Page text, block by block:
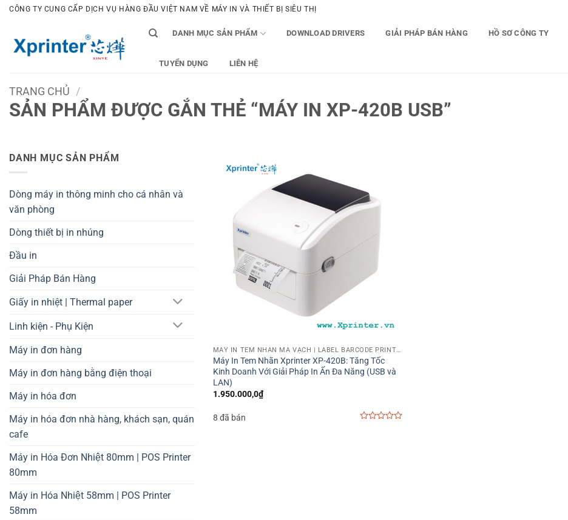
Bỏ
dung
CÔNG TY CUNG CẤP DỊCH VỤ HÀNG ĐẦU VIỆT NAM VỀ MÁY IN VÀ THIẾT BỊ SIÊU THỊ
DANH MỤC SẢN PHẨM DOWNLOAD DRIVERS GIẢI PHÁP BÁN HÀNG HỒ SƠ CÔNG TY
TUYỂN DỤNG LIÊN HỆ
TRANG CHỦ /
SẢN PHẨM ĐƯỢC GẮN THẺ “MÁY IN XP-420B USB”
DANH MỤC SẢN PHẨM
Dòng máy in thông minh cho cá nhân và
văn phòng
Dòng thiết bị in nhúng
Đầu in
Giải Pháp Bán Hàng
Giấy in nhiệt | Thermal paper
Linh kiện - Phụ Kiện
Máy in đơn hàng
Máy in đơn hàng bằng điện thoại
Máy in hóa đơn
Máy in hóa đơn nhà hàng, khách sạn, quán
cafe
Máy in Hóa Đơn Nhiệt 80mm | POS Printer
80mm
Máy in Hóa Nhiệt 58mm | POS Printer
58mm
MÁY IN TEM NHÃN MÃ VẠCH | LABEL BARCODE PRINTER
Máy In Tem Nhãn Xprinter XP-420B: Tăng Tốc
Kinh Doanh Với Giải Pháp In Ấn Đa Năng (USB và
LAN)
1.950.000,0₫
8 đã bán